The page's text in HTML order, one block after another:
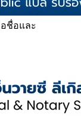
ชื่อและ